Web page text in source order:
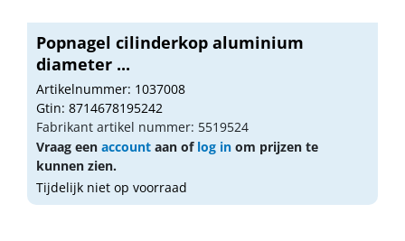
Popnagel cilinderkop aluminium
diameter ...
Artikelnummer: 1037008
Gtin: 8714678195242
Fabrikant artikel nummer: 5519524
Vraag een account aan of log in om prijzen te
kunnen zien.
Tijdelijk niet op voorraad